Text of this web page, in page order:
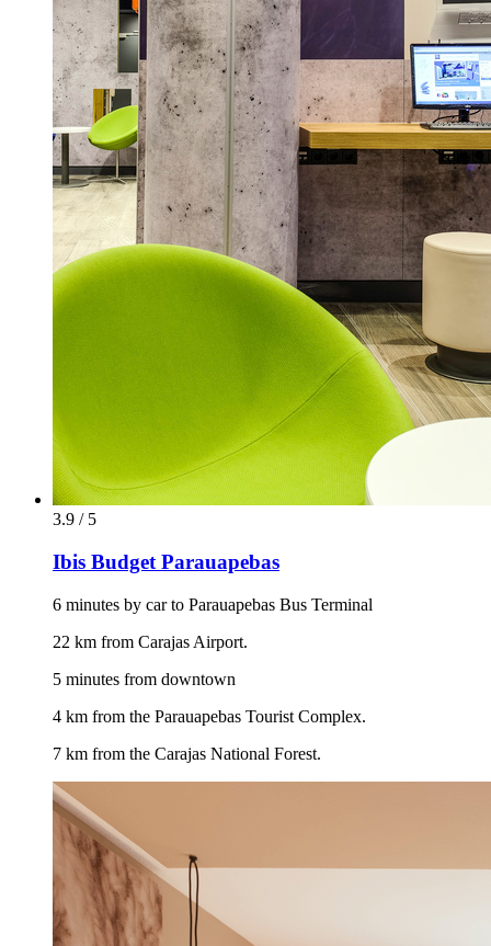
3.9 / 5
Ibis Budget Parauapebas
6 minutes by car to Parauapebas Bus Terminal
22 km from Carajas Airport.
5 minutes from downtown
4 km from the Parauapebas Tourist Complex.
7 km from the Carajas National Forest.